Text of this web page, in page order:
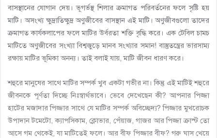
বাসস্থানের যোগান দেয়। ভূগর্ভস্থ শিলার ক্রমাগত পরিবর্তনের ফলে সৃষ্টি হয়
মাটি। অসংখ্য ক্ষুদ্রাতিক্ষুদ্র অণুজীবের বাসস্থান এই মাটি। অণুজীবগুলো তাদের
ক্রমাগত কার্যকলাপের ফলে মাটির উর্বরতা শক্তি বৃদ্ধি করে। এক টেবিল চামচ
মাটিতে অণুজীবের সংখ্যা বিশ্বজুড়ে মানব সংখ্যার সমান! বাস্তুতন্ত্রের ভারসাম্য
রক্ষায় মাটির ভূমিকা অনন্য। তাই বলাই যায়, মাটি জীবন ধারণ করে।
শহুরে মানুষের সাথে মাটির সম্পর্ক খুব একটা গভীর না। কিন্তু এই মাটিই শহুরে
জীবনকে পূর্ণতা দিচ্ছে নিঃস্বার্থভাবে। ভেবে দেখেছেন কী? আপনার পিজ্জা
হাটের মজাদার পিজ্জার সাথে যে মাটির সম্পর্ক অবিচ্ছেদ্য? পিজ্জার মুখরোচক
উপাদান টমেটো, ক্যাপসিকাম, ক্লোভার, পেঁয়াজ, গাজর আর পিজ্জা ক্রাস্ট তো
আসে গম থেকেই, যা মাটিতেই ফলে। আর বীফ পিজ্জার বীফ? গরু ঘাস খেয়ে